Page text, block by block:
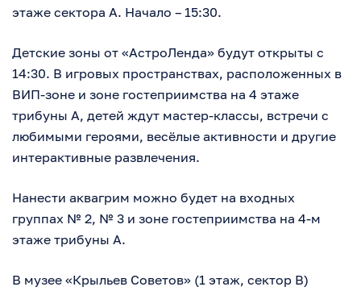
этаже сектора А. Начало – 15:30.
Детские зоны от «АстроЛенда» будут открыты с
14:30. В игровых пространствах, расположенных в
ВИП-зоне и зоне гостеприимства на 4 этаже
трибуны А, детей ждут мастер-классы, встречи с
любимыми героями, весёлые активности и другие
интерактивные развлечения.
Нанести аквагрим можно будет на входных
группах № 2, № 3 и зоне гостеприимства на 4-м
этаже трибуны А.
В музее «Крыльев Советов» (1 этаж, сектор В)